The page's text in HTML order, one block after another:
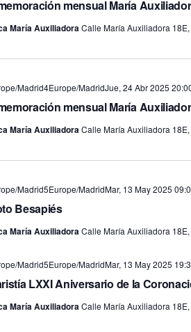
mensual María
María Auxiliadora Calle María Auxiliadora
mensual María
Madrid4Europe/MadridJue, 24 Abr 2025
María Auxiliadora Calle María Auxiliadora
Besapiés
Madrid5Europe/MadridMar, 13 May 2025
María Auxiliadora Calle María Auxiliadora
LXXI Aniversario de la
Madrid5Europe/MadridMar, 13 May 2025
María Auxiliadora Calle María Auxiliadora